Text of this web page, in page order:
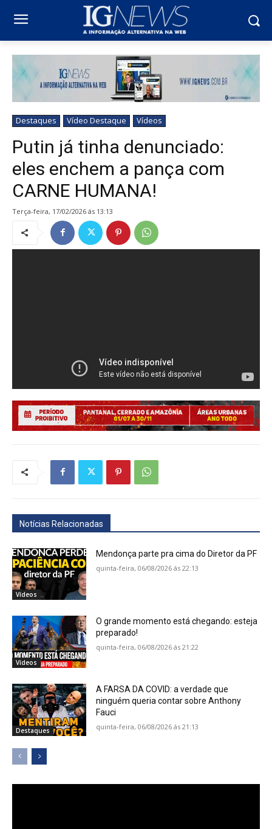
Destaques Vídeo Destaque Vídeos
Putin já tinha denunciado:
eles enchem a pança com
CARNE HUMANA!
terça-feira, 17/02/2026 ás 13:13
Notícias Relacionadas
Vídeos
Mendonça parte pra cima do Diretor da PF
quinta-feira, 06/08/2026 ás 22:13
Vídeos
O grande momento está chegando: esteja
preparado!
quinta-feira, 06/08/2026 ás 21:22
Destaques
A FARSA DA COVID: a verdade que
ninguém queria contar sobre Anthony
Fauci
quinta-feira, 06/08/2026 ás 21:13